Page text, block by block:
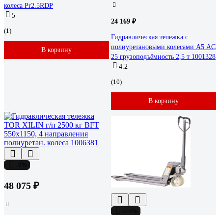
колеса Pr2.5RDP
5
(1)
В корзину
24 169 ₽
Гидравлическая тележка с
полиуретановыми колесами А5 AC
25 грузоподъёмность 2,5 т 1001328
4.2
(10)
В корзину
48 075 ₽